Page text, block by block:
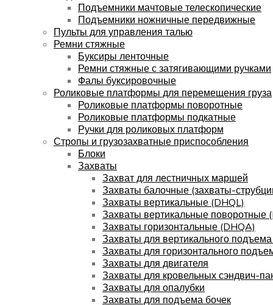
Подъемники мачтовые телескопические
Подъемники ножничные передвижные
Пульты для управления талью
Ремни стяжные
Буксиры ленточные
Ремни стяжные с затягивающими ручками
Фалы буксировочные
Роликовые платформы для перемещения груза
Роликовые платформы поворотные
Роликовые платформы подкатные
Ручки для роликовых платформ
Стропы и грузозахватные приспособления
Блоки
Захваты
Захват для лестничных маршей
Захваты балочные (захваты-
Захваты вертикальные (DHQL)
Захваты вертикальные поворотные
Захваты горизонтальные (DHQA)
Захваты для вертикального
Захваты для горизонтального
Захваты для двигателя
Захваты для кровельных сэндвич-
Захваты для опалубки
Захваты для подъема бочек